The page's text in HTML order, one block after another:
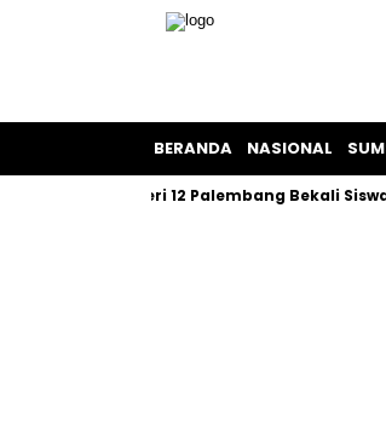
BERANDA NASIONAL
SMA Negeri 12 Palembang Bekali Siswa